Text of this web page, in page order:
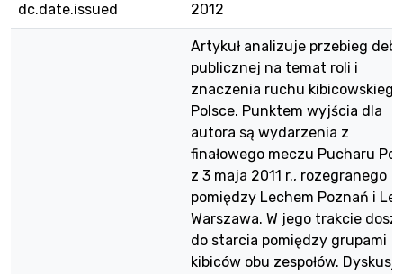
dc.date.issued 2012
Artykuł analizuje przebieg
publicznej na temat roli i
znaczenia ruchu
Polsce. Punktem wyjścia dla
autora są wydarzenia z
finałowego meczu Pucharu
z 3 maja 2011 r., rozegranego
pomiędzy Lechem Poznań i
Warszawa. W jego trakcie
do starcia pomiędzy grupami
kibiców obu zespołów. Dyskusja